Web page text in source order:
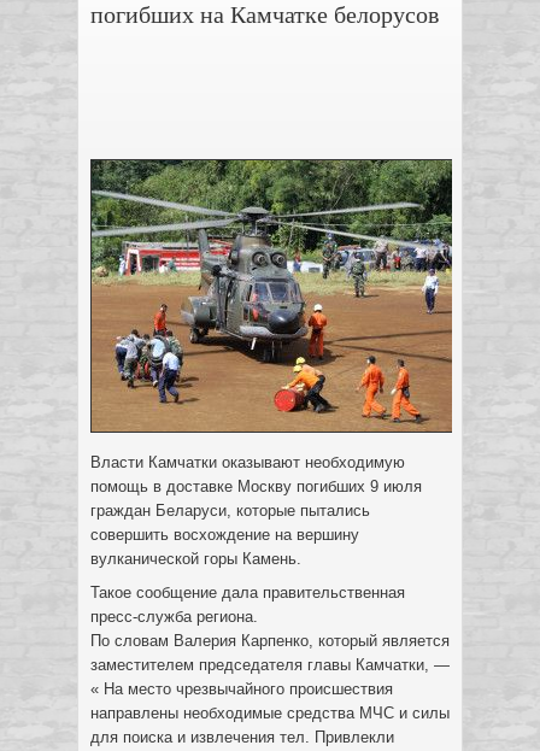
погибших на Камчатке белорусов
Власти Камчатки оказывают необходимую
помощь в доставке Москву погибших 9 июля
граждан Беларуси, которые пытались
совершить восхождение на вершину
вулканической горы Камень.
Такое сообщение дала правительственная
пресс-служба региона.
По словам Валерия Карпенко, который является
заместителем председателя главы Камчатки, —
« На место чрезвычайного происшествия
направлены необходимые средства МЧС и силы
для поиска и извлечения тел. Привлекли